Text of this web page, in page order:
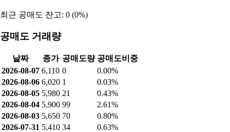
최근 공매도 잔고: 0 (0%)
공매도 거래량
날짜 종가 공매도량 공매도비중
2026-08-07 6,110 0
0.00%
2026-08-06 6,020 1
0.03%
2026-08-05 5,980 21
0.43%
2026-08-04 5,900 99
2.61%
2026-08-03 5,650 70
0.80%
2026-07-31 5,410 34
0.63%